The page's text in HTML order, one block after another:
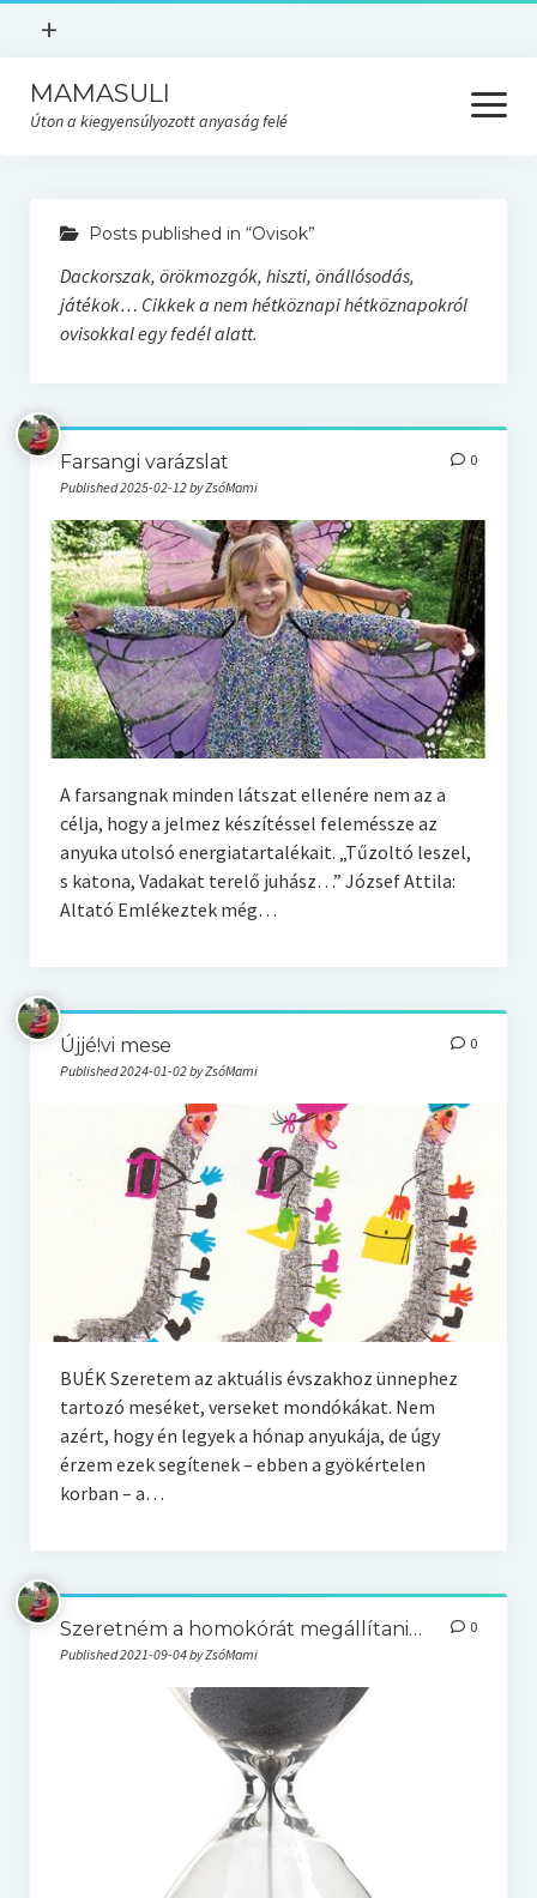
open
+
KÉSZÜLJ A SZÜLÉSRE
Kezdőlap
Rólam
Az én történetem
Adatvédelmi tájékoztató
MAMASULI
Úton a kiegyensúlyozott anyaság felé
open
menu
DÚLAI TÁMOGATÁS
SZÜLÉSFELKÉSZÍTŐ
Készülj a szülésre
Baba
Mama
Szoptatás
Várandósság
Ovisok
Otthon
Konyha
Posts published in “Ovisok”
Dackorszak, örökmozgók, hiszti, önállósodás,
játékok… Cikkek a nem hétköznapi hétköznapokról
ovisokkal egy fedél alatt.
Farsangi varázslat
Published 2025-02-12 by ZsóMami
0
A farsangnak minden látszat ellenére nem az a
célja, hogy a jelmez készítéssel feleméssze az
anyuka utolsó energiatartalékait. „Tűzoltó leszel,
s katona, Vadakat terelő juhász…” József Attila:
Altató Emlékeztek még…
Újjé!vi mese
Published 2024-01-02 by ZsóMami
0
BUÉK Szeretem az aktuális évszakhoz ünnephez
tartozó meséket, verseket mondókákat. Nem
azért, hogy én legyek a hónap anyukája, de úgy
érzem ezek segítenek – ebben a gyökértelen
korban – a…
Szeretném a homokórát megállítani…
Published 2021-09-04 by ZsóMami
0